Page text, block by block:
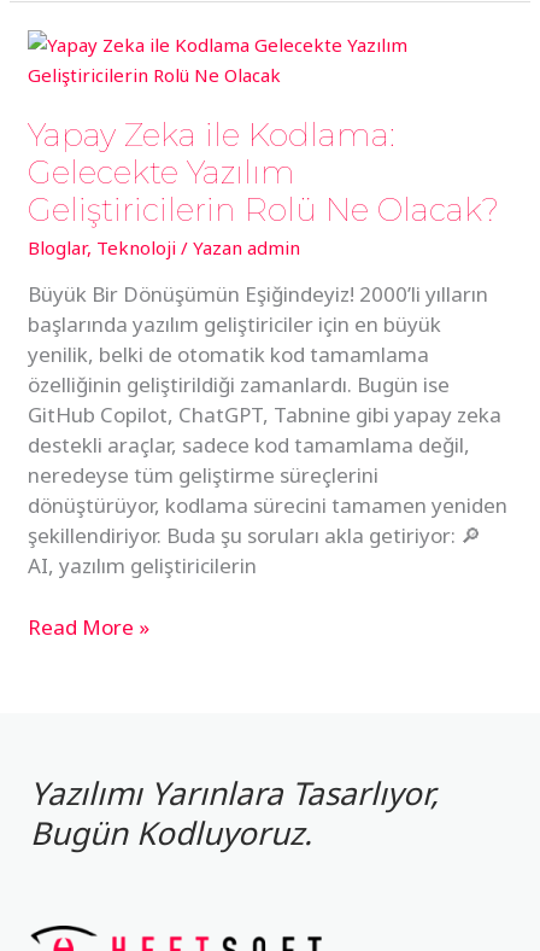
Yapay Zeka ile Kodlama:
Gelecekte Yazılım
Geliştiricilerin Rolü Ne Olacak?
Bloglar, Teknoloji / Yazan admin
Büyük Bir Dönüşümün Eşiğindeyiz! 2000’li yılların
başlarında yazılım geliştiriciler için en büyük
yenilik, belki de otomatik kod tamamlama
özelliğinin geliştirildiği zamanlardı. Bugün ise
GitHub Copilot, ChatGPT, Tabnine gibi yapay zeka
destekli araçlar, sadece kod tamamlama değil,
neredeyse tüm geliştirme süreçlerini
dönüştürüyor, kodlama sürecini tamamen yeniden
şekillendiriyor. Buda şu soruları akla getiriyor: 🔎
AI, yazılım geliştiricilerin
Yapay
Zeka
Kodlama:
Gelecekte
Yazılım
Geliştiricilerin
Rolü
Ne
Olacak?
Read More »
Yazılımı Yarınlara Tasarlıyor,
Bugün Kodluyoruz.